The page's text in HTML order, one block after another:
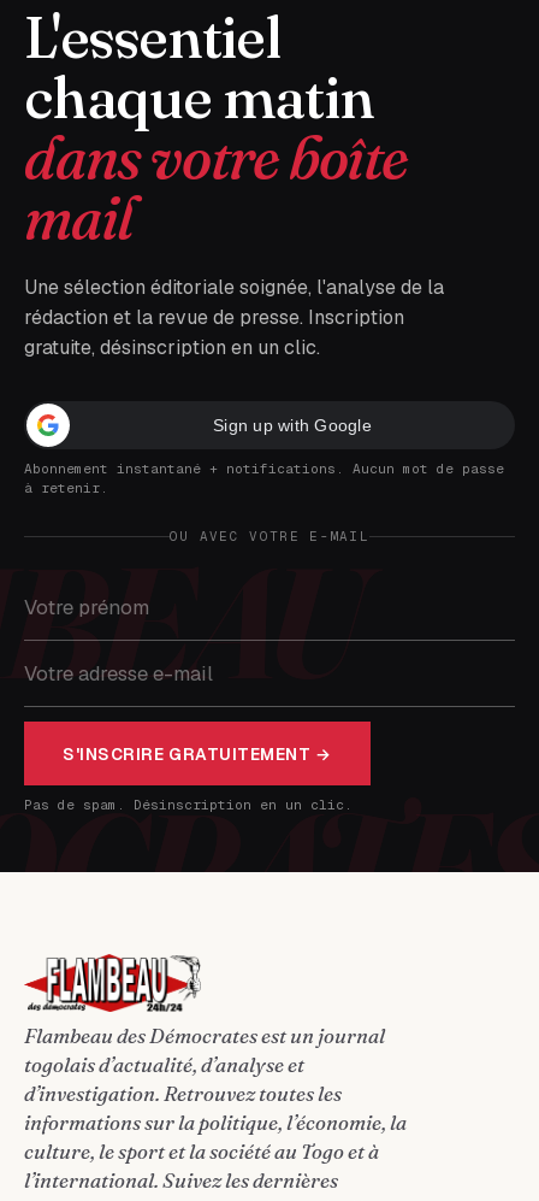
L'essentiel
chaque matin
dans votre boîte
mail
Une sélection éditoriale soignée, l'analyse de la
rédaction et la revue de presse. Inscription
gratuite, désinscription en un clic.
Sign up with Google
Abonnement instantané + notifications. Aucun mot de passe
à retenir.
OU AVEC VOTRE E-MAIL
S'INSCRIRE GRATUITEMENT →
Pas de spam. Désinscription en un clic.
Flambeau des Démocrates est un journal
togolais d’actualité, d’analyse et
d’investigation. Retrouvez toutes les
informations sur la politique, l’économie, la
culture, le sport et la société au Togo et à
l’international. Suivez les dernières